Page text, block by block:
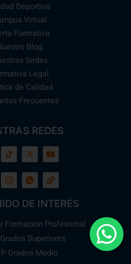
Deportiva
Virtual
Formativa
Blog
Sedes
Legal
de Calidad
Frecuentes
REDES
DE INTERÉS
Formación Profesional
Superiores
Grados Medio